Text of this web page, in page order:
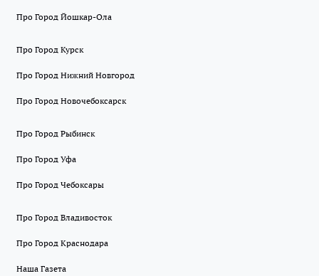
Про Город Йошкар-Ола
Про Город Курск
Про Город Нижний Новгород
Про Город Новочебоксарск
Про Город Рыбинск
Про Город Уфа
Про Город Чебоксары
Про Город Владивосток
Про Город Краснодара
Наша Газета